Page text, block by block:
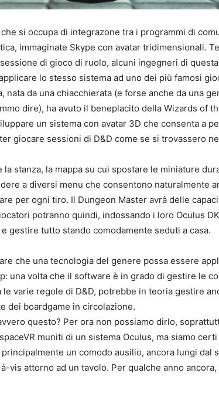
si occupa di integrazone tra i programmi di
immaginate Skype con avatar tridimensionali.
di gioco di ruolo, alcuni ingegneri di
lo stesso sistema ad uno dei più famosi
nata da una chiacchierata (e forse anche da una
dire), ha avuto il beneplacito della Wizards of
un sistema con avatar 3D che consenta a
giocare sessioni di D&D come se si trovassero
stanza, la mappa su cui spostare le miniature
a diversi menu che consentono naturalmente
per ogni tiro. Il Dungeon Master avrà delle
potranno quindi, indossando i loro Oculus
gestire tutto stando comodamente seduti a casa.
che una tecnologia del genere possa essere
una volta che il software è in grado di gestire le
varie regole di D&D, potrebbe in teoria gestire
dei boardgame in circolazione.
questo? Per ora non possiamo dirlo,
muniti di un sistema Oculus, ma siamo
un comodo ausilio, ancora lungi dal
vis attorno ad un tavolo. Per qualche anno